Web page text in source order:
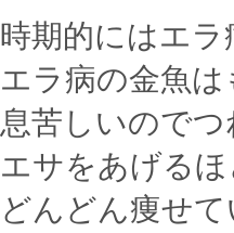
時期的にはエ
エラ病の金魚
息苦しいので
エサをあげるほ
どんどん痩せ